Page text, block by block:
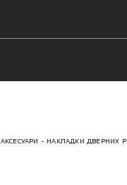
АКСЕСУАРИ НАКЛАДКИ ДВЕРНИХ